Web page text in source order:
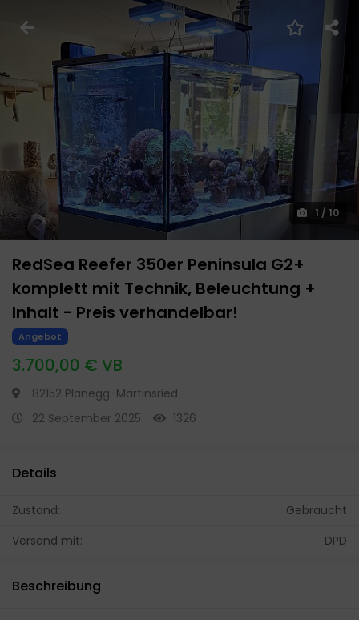
1 / 10
RedSea Reefer 350er Peninsula G2+
komplett mit Technik, Beleuchtung +
Inhalt - Preis verhandelbar!
Angebot
3.700,00 € VB
82152 Planegg-Martinsried
22 September 2025
1326
Details
Zustand:
Gebraucht
Versand mit:
DPD
Beschreibung